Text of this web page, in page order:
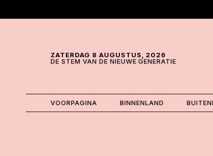
ZATERDAG 8 AUGUSTUS, 2026
DE STEM VAN DE NIEUWE GENERATIE
VOORPAGINA BINNENLAND